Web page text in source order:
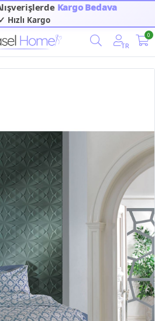
Kargo Bedava
✓ Hızlı Kargo
TR
0